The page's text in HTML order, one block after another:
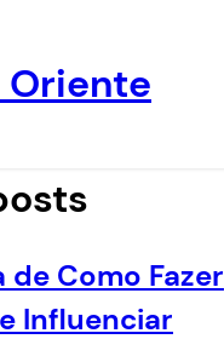
Oriente
de Como Fazer
Influenciar